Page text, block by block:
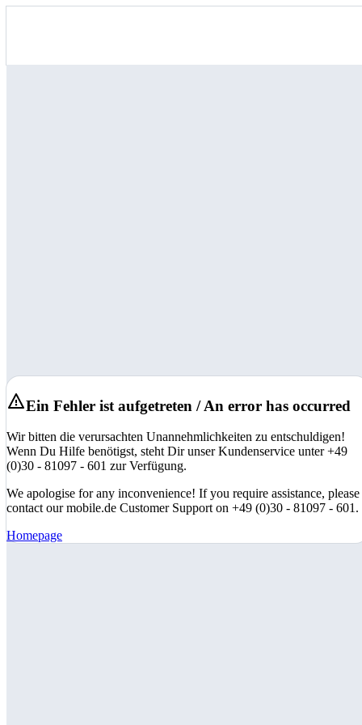
Ein Fehler ist aufgetreten / An error has occurred
Wir bitten die verursachten Unannehmlichkeiten zu entschuldigen!
Wenn Du Hilfe benötigst, steht Dir unser Kundenservice unter +49
(0)30 - 81097 - 601 zur Verfügung.
We apologise for any inconvenience! If you require assistance, please
contact our mobile.de Customer Support on +49 (0)30 - 81097 - 601.
Homepage